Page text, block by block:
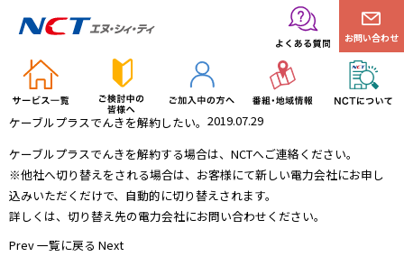
お問い合わせ
ケーブルプラスでんきを解約したい。 2019.07.29
ケーブルプラスでんきを解約する場合は、NCTへご連絡ください。
※他社へ切り替えをされる場合は、お客様にて新しい電力会社にお申し
込みいただくだけで、自動的に切り替えされます。
詳しくは、切り替え先の電力会社にお問い合わせください。
Prev一覧に戻る Next